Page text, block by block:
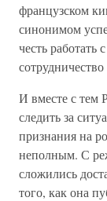
французском
синонимом
честь работать
И вместе с тем
следить за
признания на
неполным. С
сложились
того, как она